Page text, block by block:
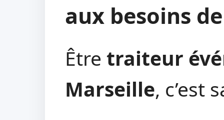
aux besoins
Être traiteur
Marseille, c’est